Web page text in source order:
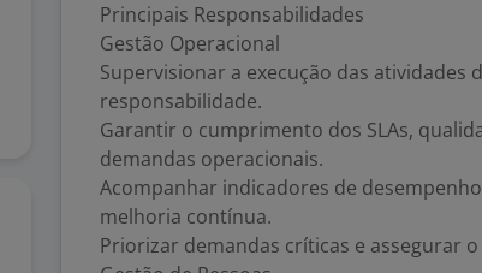
Principais Responsabilidades
Gestão Operacional
Supervisionar a execução das atividades
responsabilidade.
Garantir o cumprimento dos SLAs,
demandas operacionais.
Acompanhar indicadores de
melhoria contínua.
Priorizar demandas críticas e assegurar